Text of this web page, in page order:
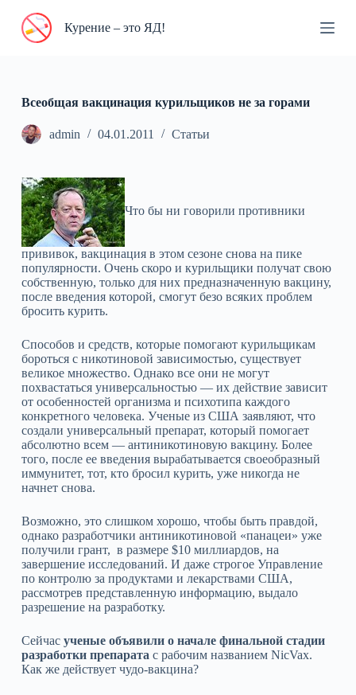
П
и
Курение – это ЯД!
Всеобщая вакцинация курильщиков не за горами
admin 04.01.2011 Статьи
Что бы ни говорили противники
прививок, вакцинация в этом сезоне снова на пике
популярности. Очень скоро и курильщики получат свою
собственную, только для них предназначенную вакцину,
после введения которой, смогут безо всяких проблем
бросить курить.
Способов и средств, которые помогают курильщикам
бороться с никотиновой зависимостью, существует
великое множество. Однако все они не могут
похвастаться универсальностью — их действие зависит
от особенностей организма и психотипа каждого
конкретного человека. Ученые из США заявляют, что
создали универсальный препарат, который помогает
абсолютно всем — антиникотиновую вакцину. Более
того, после ее введения вырабатывается своеобразный
иммунитет, тот, кто бросил курить, уже никогда не
начнет снова.
Возможно, это слишком хорошо, чтобы быть правдой,
однако разработчики антиникотиновой «панацеи» уже
получили грант, в размере $10 миллиардов, на
завершение исследований. И даже строгое Управление
по контролю за продуктами и лекарствами США,
рассмотрев представленную информацию, выдало
разрешение на разработку.
Сейчас ученые объявили о начале финальной стадии
разработки препарата с рабочим названием NicVax.
Как же действует чудо-вакцина?